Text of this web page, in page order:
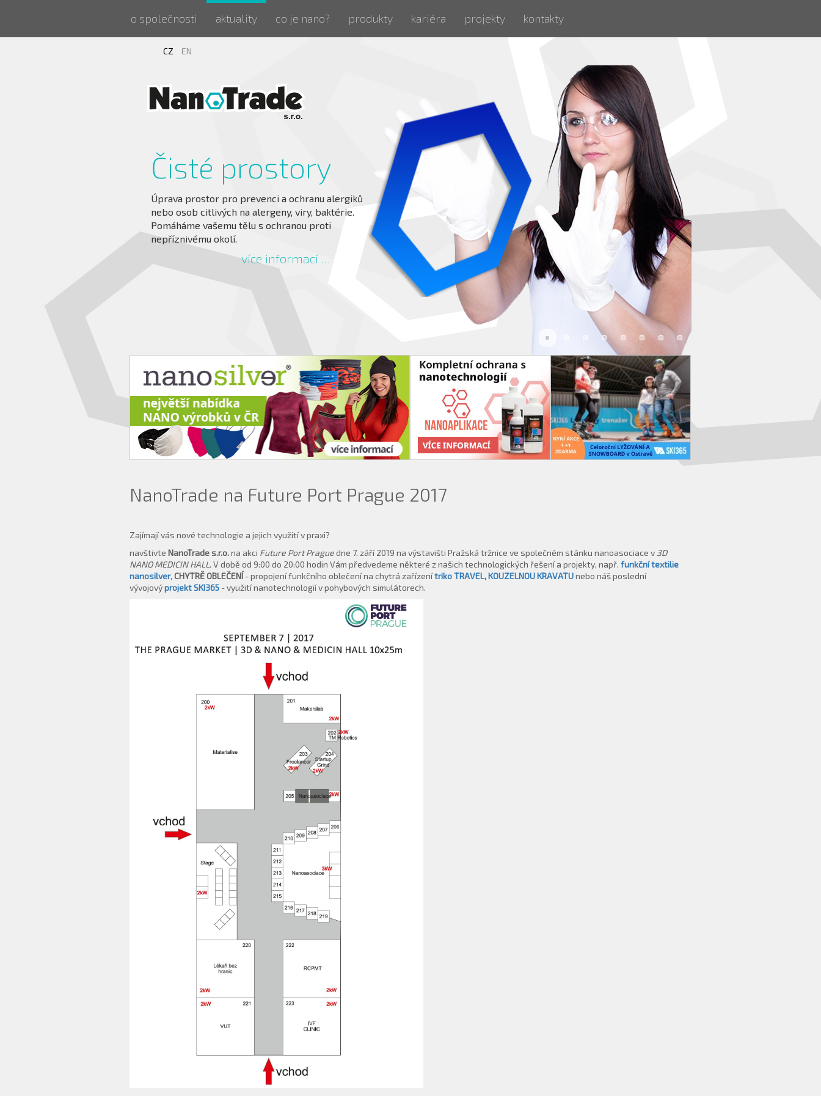
CZ EN
Čisté prostory
Úprava prostor pro prevenci a ochranu alergiků
nebo osob citlivých na alergeny, viry, baktérie.
Pomáháme vašemu tělu s ochranou proti
Aditiva a energie
Hledáte snížení spotřeby paliv nebo energie,
prodloužení životnosti dílů, úspory na opravách,
současně podporujete životní prostředí? Využijte
přínosů ověřených a prověřených inovativních
výrobků.
NanoTrade na Future Port Prague 2017
Zajímají vás nové technologie a jejich využití v praxi?
navštivte NanoTrade s.r.o.na akci Future Port Praguedne 7. září 2019 na výstavišti Pražská tržnice ve společném stánku nanoasociace v 3D
NANO MEDICIN HALL. V době od 9:00 do 20:00 hodin Vám předvedeme některé z našich technologických řešení a projekty, např. funkční textilie
nanosilver, CHYTRĚ OBLEČENÍ- propojení funkčního oblečení na chytrá zařízenítriko TRAVEL,KOUZELNOU KRAVATUnebo náš poslední
vývojovýprojekt SKI365- využití nanotechnologií v pohybových simulátorech.
o společnosti aktuality co je nano? produkty kariéra projekty kontakty